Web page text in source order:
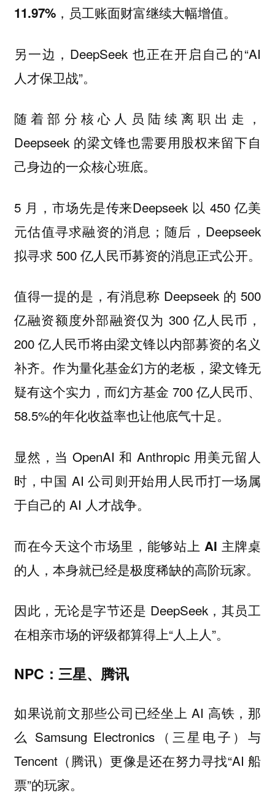
11.97%，员工账面财富继续大幅增值。
另一边，DeepSeek 也正在开启自己的“AI
人才保卫战”。
随着部分核心人员陆续离职出走，
Deepseek 的梁文锋也需要用股权来留下自
己身边的一众核心班底。
5 月，市场先是传来Deepseek 以 450 亿美
元估值寻求融资的消息；随后，Deepseek
拟寻求 500 亿人民币募资的消息正式公开。
值得一提的是，有消息称 Deepseek 的 500
亿融资额度外部融资仅为 300 亿人民币，
200 亿人民币将由梁文锋以内部募资的名义
补齐。作为量化基金幻方的老板，梁文锋无
疑有这个实力，而幻方基金 700 亿人民币、
58.5%的年化收益率也让他底气十足。
显然，当 OpenAI 和 Anthropic 用美元留人
时，中国 AI 公司则开始用人民币打一场属
于自己的 AI 人才战争。
而在今天这个市场里，能够站上 AI 主牌桌
的人，本身就已经是极度稀缺的高阶玩家。
因此，无论是字节还是 DeepSeek，其员工
在相亲市场的评级都算得上“人上人”。
NPC：三星、腾讯
如果说前文那些公司已经坐上 AI 高铁，那
么 Samsung Electronics（三星电子）与
Tencent（腾讯）更像是还在努力寻找“AI 船
票”的玩家。